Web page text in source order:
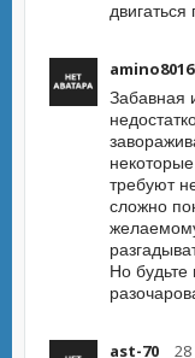
Забавная
требуют
сложно
Но будьте
ast-70